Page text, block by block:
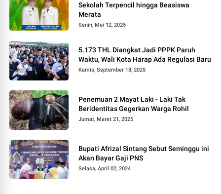
Sekolah Terpencil hingga Beasiswa
Merata
Senin, Mei 12, 2025
5.173 THL Diangkat Jadi PPPK Paruh
Waktu, Wali Kota Harap Ada Regulasi Baru
Kamis, September 18, 2025
Penemuan 2 Mayat Laki - Laki Tak
Beridentitas Gegerkan Warga Rohil
Jumat, Maret 21, 2025
Bupati Afrizal Sintang Sebut Seminggu ini
Akan Bayar Gaji PNS
Selasa, April 02, 2024